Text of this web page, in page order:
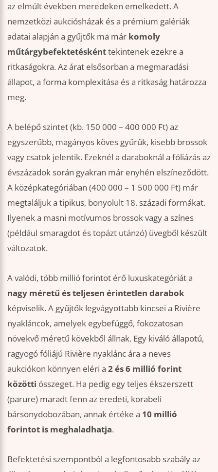
az elmúlt években meredeken emelkedett. A
nemzetközi aukciósházak és a prémium galériák
adatai alapján a gyűjtők ma már komoly
műtárgybefektetéskénttekintenek ezekre a
ritkaságokra. Az árat elsősorban a megmaradási
állapot, a forma komplexitása és a ritkaság határozza
meg.
A belépő szintet (kb. 150 000 – 400 000 Ft) az
egyszerűbb, magányos köves gyűrűk, kisebb brossok
vagy csatok jelentik. Ezeknél a daraboknál a fóliázás az
évszázadok során gyakran már enyhén elszíneződött.
A középkategóriában (400 000 – 1 500 000 Ft) már
megtaláljuk a tipikus, bonyolult 18. századi formákat.
Ilyenek a masni motívumos brossok vagy a színes
(például smaragdot és topázt utánzó) üvegből készült
változatok.
A valódi, több millió forintot érő luxuskategóriát a
nagy méretű és teljesen érintetlen darabok
képviselik. A gyűjtők legvágyottabb kincsei a Rivière
nyakláncok, amelyek egybefüggő, fokozatosan
növekvő méretű kövekből állnak. Egy kiváló állapotú,
ragyogó fóliájú Rivière nyaklánc ára a neves
aukciókon könnyen eléri a 2 és 6 millió forint
közötti összeget. Ha pedig egy teljes ékszerszett
(parure) maradt fenn az eredeti, korabeli
bársonydobozában, annak értéke a 10 millió
forintot is meghaladhatja.
Befektetési szempontból a legfontosabb szabály az